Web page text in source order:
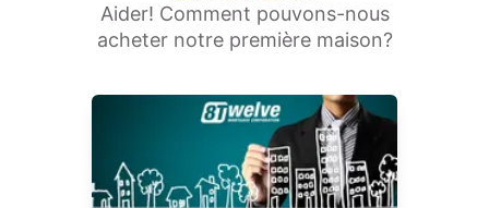
Aider! Comment pouvons-nous
acheter notre première maison?